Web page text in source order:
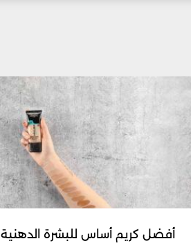
أفضل كريم أساس للبشرة الدهنية